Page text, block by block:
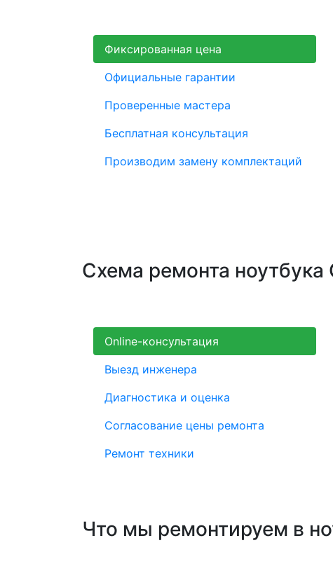
Фиксированная цена
Официальные гарантии
Проверенные мастера
Бесплатная консультация
Производим замену комплектаций
Схема ремонта ноутбука
Online-консультация
Выезд инженера
Диагностика и оценка
Согласование цены ремонта
Ремонт техники
Что мы ремонтируем в